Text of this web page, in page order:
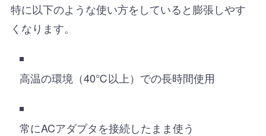
特に以下のような使い方をしていると膨張しやす
くなります。
高温の環境（40℃以上）での長時間使用
常にACアダプタを接続したまま使う